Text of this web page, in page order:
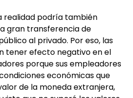
realidad podría también
gran transferencia de
al privado. Por eso, las
tener efecto negativo en el
porque sus empleadores
económicas que
de la moneda extranjera,